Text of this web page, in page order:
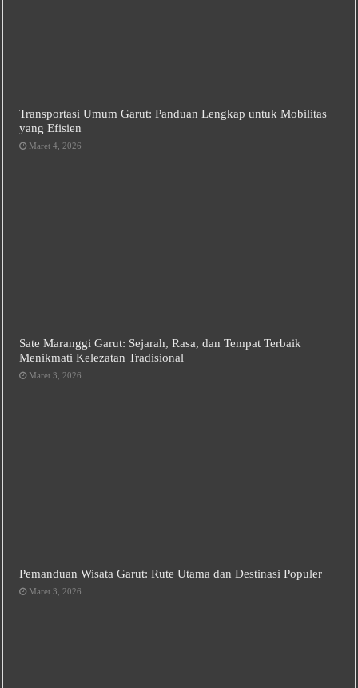
Transportasi Umum Garut: Panduan Lengkap untuk Mobilitas
yang Efisien
Maret 4, 2026
Sate Maranggi Garut: Sejarah, Rasa, dan Tempat Terbaik
Menikmati Kelezatan Tradisional
Maret 3, 2026
Pemanduan Wisata Garut: Rute Utama dan Destinasi Populer
Maret 3, 2026